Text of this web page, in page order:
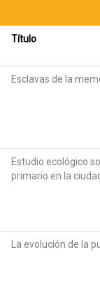
Título
Esclavas de la
Estudio ecológico
primario en la
La evolución de la